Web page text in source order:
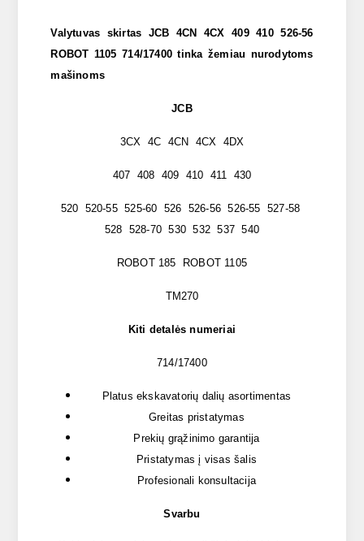
Valytuvas skirtas JCB 4CN 4CX 409 410 526-56
ROBOT 1105 714/17400 tinka žemiau nurodytoms
mašinoms
JCB
3CX 4C 4CN 4CX 4DX
407 408 409 410 411 430
520 520-55 525-60 526 526-56 526-55 527-58
528 528-70 530 532 537 540
ROBOT 185 ROBOT 1105
TM270
Kiti detalės numeriai
714/17400
Platus ekskavatorių dalių asortimentas
Greitas pristatymas
Prekių grąžinimo garantija
Pristatymas į visas šalis
Profesionali konsultacija
Svarbu